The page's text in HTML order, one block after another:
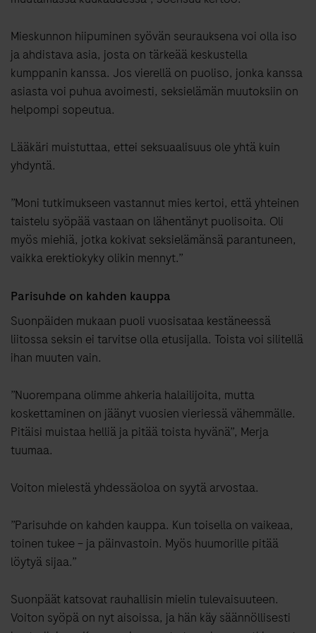
Mieskunnon hiipuminen syövän seurauksena voi olla iso
ja ahdistava asia, josta on tärkeää keskustella
kumppanin kanssa. Jos vierellä on puoliso, jonka kanssa
asiasta voi puhua avoimesti, seksielämän muutoksiin on
helpompi sopeutua.
Lääkäri muistuttaa, ettei seksuaalisuus ole yhtä kuin
yhdyntä.
”Moni tutkimukseen vastannut mies kertoi, että yhteinen
taistelu syöpää vastaan on lähentänyt puolisoita. Oli
myös miehiä, jotka kokivat seksielämänsä parantuneen,
vaikka erektiokyky olikin mennyt.”
Parisuhde on kahden kauppa
Suonpäiden mukaan puoli vuosisataa kestäneessä
liitossa seksin ei tarvitse olla etusijalla. Toista voi silitellä
ihan muuten vain.
”Nuorempana olimme ahkeria halailijoita, mutta
koskettaminen on jäänyt vuosien vieriessä vähemmälle.
Pitäisi muistaa helliä ja pitää toista hyvänä”, Merja
tuumaa.
Voiton mielestä yhdessäoloa on syytä arvostaa.
”Parisuhde on kahden kauppa. Kun toisella on vaikeaa,
toinen tukee – ja päinvastoin. Myös huumorille pitää
löytyä sijaa.”
Suonpäät katsovat rauhallisin mielin tulevaisuuteen.
Voiton syöpä on nyt aisoissa, ja hän käy säännöllisesti